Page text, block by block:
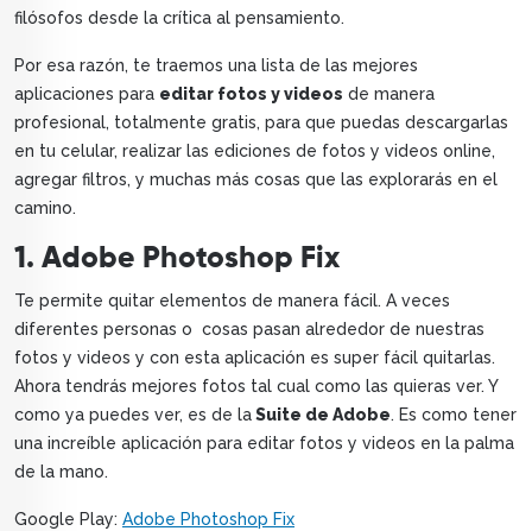
filósofos desde la crítica al pensamiento.
Por esa razón, te traemos una lista de las mejores
aplicaciones para editar fotos y videos de manera
profesional, totalmente gratis, para que puedas descargarlas
en tu celular, realizar las ediciones de fotos y videos online,
agregar filtros, y muchas más cosas que las explorarás en el
camino.
1. Adobe Photoshop Fix
Te permite quitar elementos de manera fácil. A veces
diferentes personas o cosas pasan alrededor de nuestras
fotos y videos y con esta aplicación es super fácil quitarlas.
Ahora tendrás mejores fotos tal cual como las quieras ver. Y
como ya puedes ver, es de laSuite de Adobe. Es como tener
una increíble aplicación para editar fotos y videos en la palma
de la mano.
Google Play: Adobe Photoshop Fix